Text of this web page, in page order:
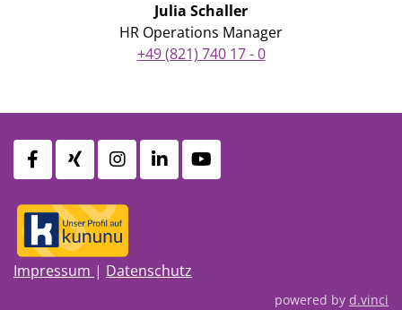
Julia Schaller
HR Operations Manager
+49 (821) 740 17 - 0
Impressum | Datenschutz
powered by d.vinci